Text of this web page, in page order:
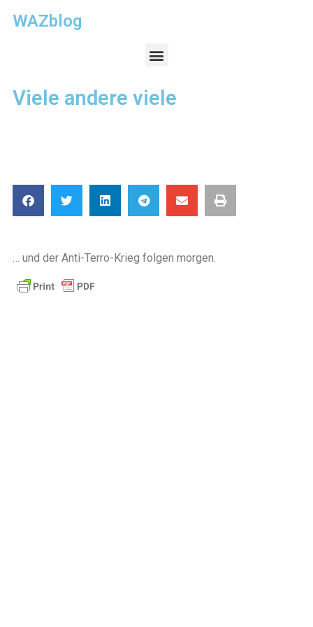
WAZblog
Viele andere viele
… und der Anti-Terro-Krieg folgen morgen.